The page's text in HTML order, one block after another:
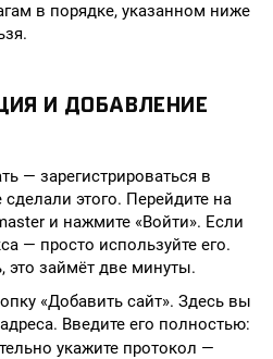
в порядке, указанном ниже
И ДОБАВЛЕНИЕ
— зарегистрироваться в
этого. Перейдите на
и нажмите «Войти». Если
— просто используйте его.
это займёт две минуты.
«Добавить сайт». Здесь вы
Введите его полностью:
укажите протокол —